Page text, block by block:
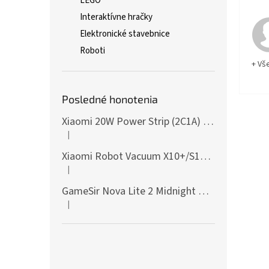
Interaktívne hračky
Elektronické stavebnice
Roboti
Posledné honotenia
Xiaomi 20W Power Strip (2C1A) EU
Hodnotenie produktu je 5 z 5 hviezdičiek.
|
Xiaomi Robot Vacuum X10+/S10+/X10/X20+ Side Brush
Hodnotenie produktu je 5 z 5 hviezdičiek.
|
GameSir Nova Lite 2 Midnight Gray
Hodnotenie produktu je 5 z 5 hviezdičiek.
|
+